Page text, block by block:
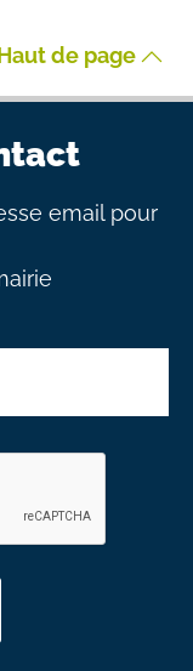
de page
email pour